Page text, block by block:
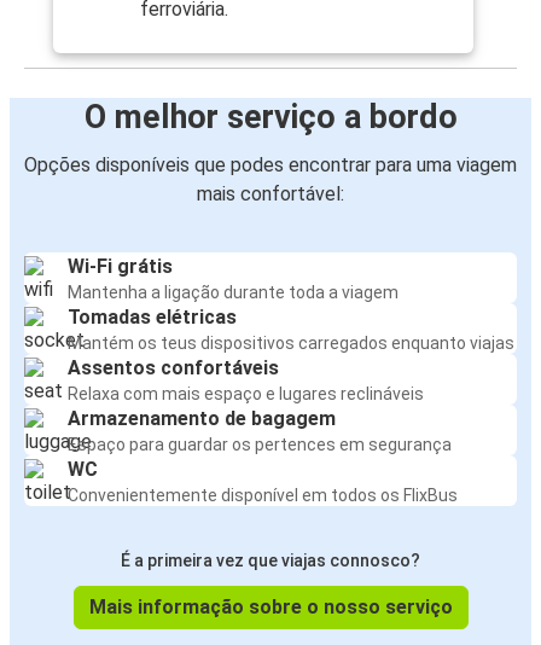
ferroviária.
O melhor serviço a bordo
Opções disponíveis que podes encontrar para uma viagem
mais confortável:
Wi-Fi grátis
Mantenha a ligação durante toda a viagem
Tomadas elétricas
Mantém os teus dispositivos carregados enquanto viajas
Assentos confortáveis
Relaxa com mais espaço e lugares reclináveis
Armazenamento de bagagem
Espaço para guardar os pertences em segurança
WC
Convenientemente disponível em todos os FlixBus
É a primeira vez que viajas connosco?
Mais informação sobre o nosso serviço